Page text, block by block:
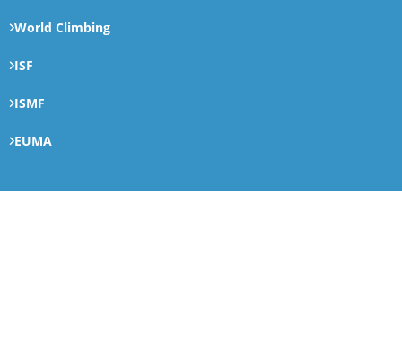
World Climbing
ISF
ISMF
EUMA